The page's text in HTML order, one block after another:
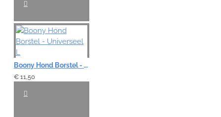
Boony Hond Borstel - Universeel L
€ 11,50